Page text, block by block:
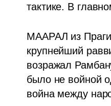
тактике. В
МААРАЛ из Праги
крупнейший
возражал
было не войной
война между